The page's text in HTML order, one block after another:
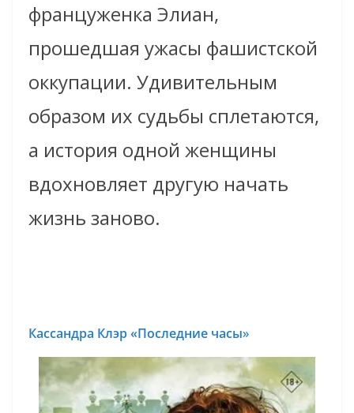
француженка Элиан,
прошедшая ужасы фашистской
оккупации. Удивительным
образом их судьбы сплетаются,
а история одной женщины
вдохновляет другую начать
жизнь заново.
Кассандра Клэр «Последние часы»